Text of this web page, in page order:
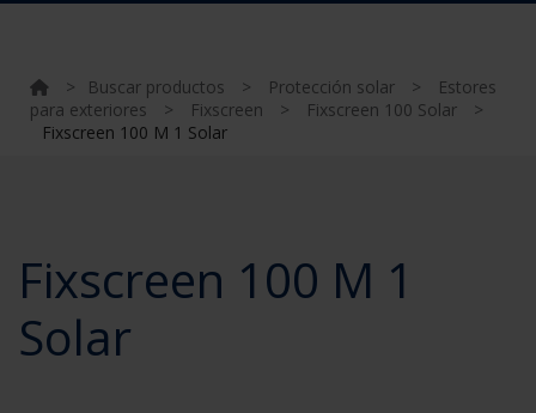
> Buscar productos > Protección solar >
Estores
para exteriores
> Fixscreen > Fixscreen 100 Solar
>
Fixscreen 100 M 1 Solar
Fixscreen 100 M 1
Solar